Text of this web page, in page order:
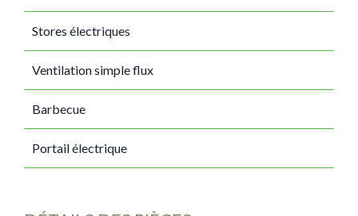
Stores électriques
Ventilation simple flux
Barbecue
Portail électrique